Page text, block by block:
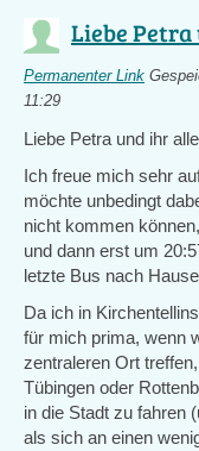
Liebe
Permanenter Link
11:29
Liebe Petra und ihr
Ich freue mich sehr
möchte unbedingt
nicht kommen
und dann erst um
letzte Bus nach
Da ich in
für mich prima, wenn
zentraleren Ort
Tübingen oder
in die Stadt zu fahren
als sich an einen